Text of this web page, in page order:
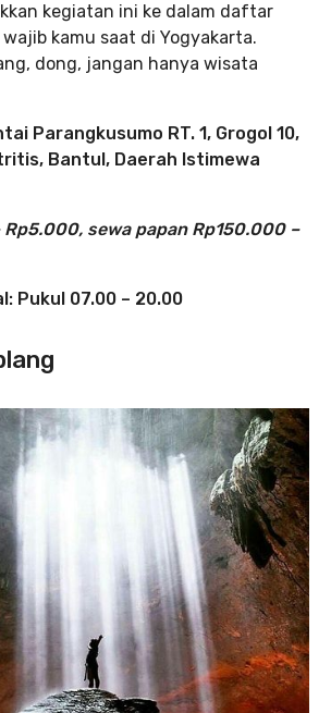
kegiatan ini ke dalam daftar
kamu saat di Yogyakarta.
dong, jangan hanya wisata
Parangkusumo RT. 1, Grogol 10,
Bantul, Daerah Istimewa
Rp5.000, sewa papan Rp150.000 –
Pukul 07.00 – 20.00